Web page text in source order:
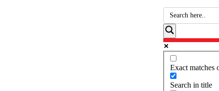
Exact matches
Search in title